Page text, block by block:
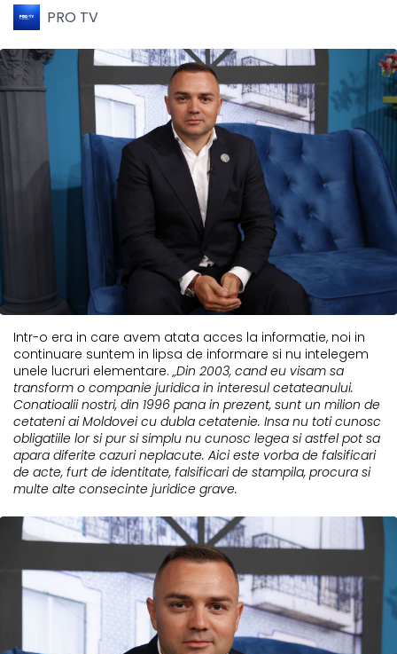
PRO TV
Intr-o era in care avem atata acces la informatie, noi in
continuare suntem in lipsa de informare si nu intelegem
unele lucruri elementare. „Din 2003, cand eu visam sa
transform o companie juridica in interesul cetateanului.
Conatioalii nostri, din 1996 pana in prezent, sunt un milion de
cetateni ai Moldovei cu dubla cetatenie. Insa nu toti cunosc
obligatiile lor si pur si simplu nu cunosc legea si astfel pot sa
apara diferite cazuri neplacute. Aici este vorba de falsificari
de acte, furt de identitate, falsificari de stampila, procura si
multe alte consecinte juridice grave.